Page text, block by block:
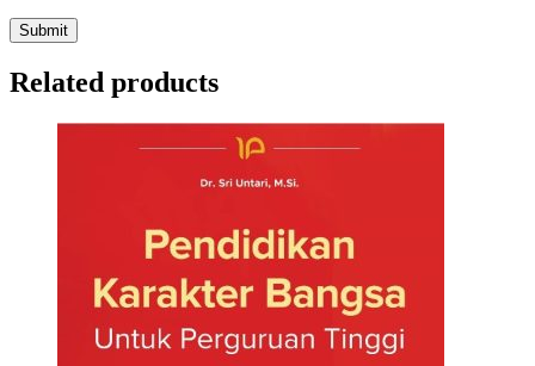
Related products